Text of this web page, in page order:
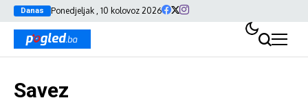
Danas Ponedjeljak , 10 kolovoz 2026
Savez